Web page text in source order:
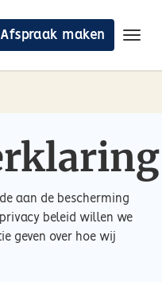
Afspraak maken
aan de bescherming
beleid willen we
geven over hoe wij